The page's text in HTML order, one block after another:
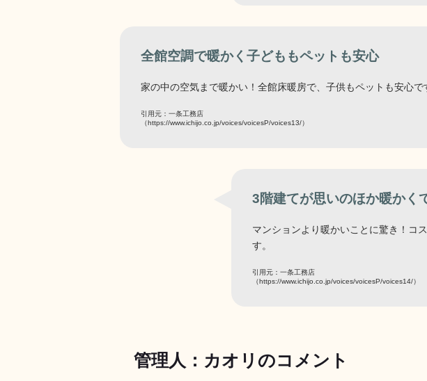
全館空調で暖かく子どももペットも安心
家の中の空気まで暖かい！全館床暖房で、子供もペットも安心で
引用元：一条工務店
（https://www.ichijo.co.jp/voices/voicesP/voices13/）
3階建てが思いのほか暖かく
マンションより暖かいことに驚き！コ
す。
引用元：一条工務店
（https://www.ichijo.co.jp/voices/voicesP/voices14/）
管理人：カオリのコメント